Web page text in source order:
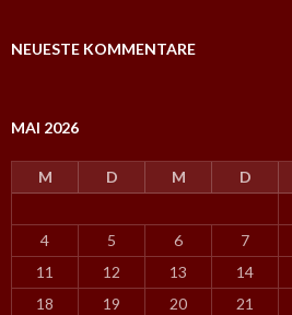
NEUESTE KOMMENTARE
MAI 2026
M D M D
4
5 6 7
11
12 13 14
18
19 20 21